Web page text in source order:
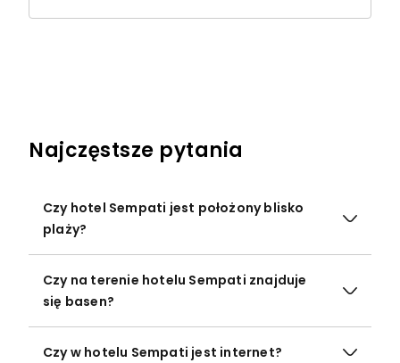
Najczęstsze pytania
Czy hotel Sempati jest położony blisko
plaży?
Czy na terenie hotelu Sempati znajduje
się basen?
Czy w hotelu Sempati jest internet?